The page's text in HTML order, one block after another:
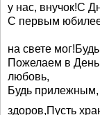
у нас, внучок!С
С первым
на свете
Пожелаем в
любовь,
Будь
здоров,Пусть